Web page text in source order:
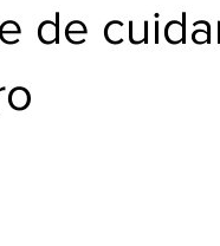
de